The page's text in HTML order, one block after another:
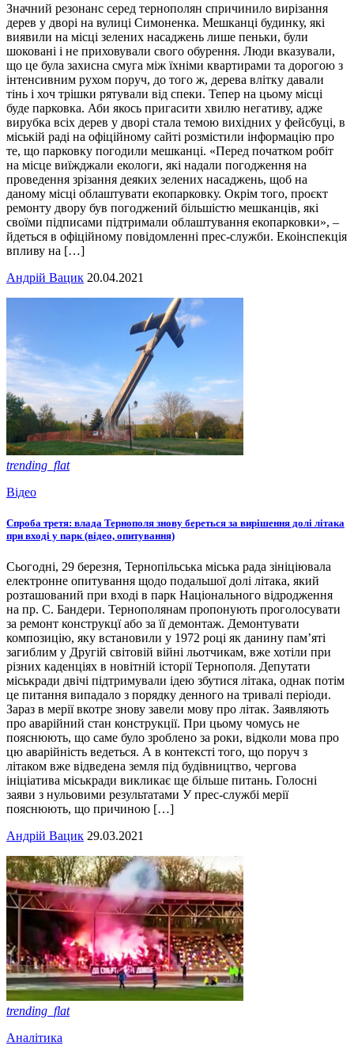
Значний резонанс серед тернополян спричинило вирізання
дерев у дворі на вулиці Симоненка. Мешканці будинку, які
виявили на місці зелених насаджень лише пеньки, були
шоковані і не приховували свого обурення. Люди вказували,
що це була захисна смуга між їхніми квартирами та дорогою з
інтенсивним рухом поруч, до того ж, дерева влітку давали
тінь і хоч трішки рятували від спеки. Тепер на цьому місці
буде парковка. Аби якось пригасити хвилю негативу, адже
вирубка всіх дерев у дворі стала темою вихідних у фейсбуці, в
міській раді на офіційному сайті розмістили інформацію про
те, що парковку погодили мешканці. «Перед початком робіт
на місце виїжджали екологи, які надали погодження на
проведення зрізання деяких зелених насаджень, щоб на
даному місці облаштувати екопарковку. Окрім того, проєкт
ремонту двору був погоджений більшістю мешканців, які
своїми підписами підтримали облаштування екопарковки», –
йдеться в офіційному повідомленні прес-служби. Екоінспекція
впливу на […]
Андрій Вацик 20.04.2021
trending_flat
Відео
Спроба третя: влада Тернополя знову береться за вирішення долі літака
при вході у парк (відео, опитування)
Сьогодні, 29 березня, Тернопільська міська рада зініціювала
електронне опитування щодо подальшої долі літака, який
розташований при вході в парк Національного відродження
на пр. С. Бандери. Тернополянам пропонують проголосувати
за ремонт конструкцї або за її демонтаж. Демонтувати
композицію, яку встановили у 1972 році як данину пам’яті
загиблим у Другій світовій війні льотчикам, вже хотіли при
різних каденціях в новітній історії Тернополя. Депутати
міськради двічі підтримували ідею збутися літака, однак потім
це питання випадало з порядку денного на тривалі періоди.
Зараз в мерії вкотре знову завели мову про літак. Заявляють
про аварійний стан конструкції. При цьому чомусь не
пояснюють, що саме було зроблено за роки, відколи мова про
цю аварійність ведеться. А в контексті того, що поруч з
літаком вже відведена земля під будівництво, чергова
ініціатива міськради викликає ще більше питань. Голосні
заяви з нульовими результатами У прес-службі мерії
пояснюють, що причиною […]
Андрій Вацик 29.03.2021
trending_flat
Аналітика